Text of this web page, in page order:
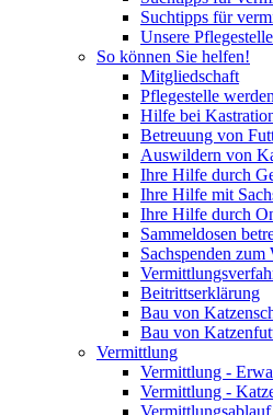
Suchtipps für
Unsere
So können Sie helfen!
Mitgliedschaft
Pflegestelle
Hilfe bei
Betreuung von
Auswildern von
Ihre Hilfe durch
Ihre Hilfe mit
Ihre Hilfe durch
Sammeldosen
Sachspenden
Beitrittserklärung
Bau von
Bau von
Vermittlung
Vermittlung -
Vermittlung -